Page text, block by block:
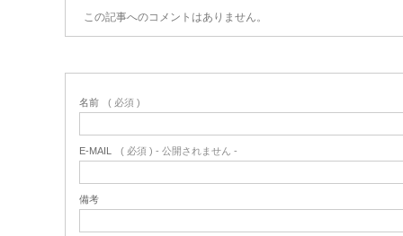
この記事へのコメントはありません。
名前 ( 必須 )
E-MAIL ( 必須 ) - 公開されません -
備考